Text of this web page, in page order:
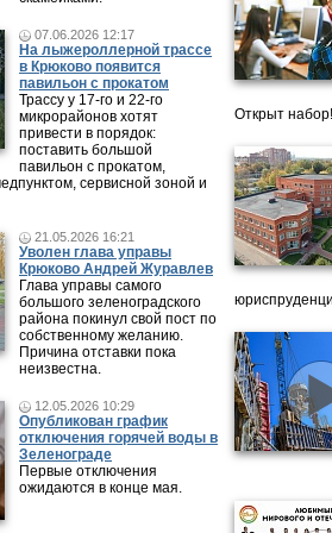
07.06.2026 12:17
На лыжероллерной трассе
в Крюково появится
павильон с прокатом
Трассу у 17-го и 22-го
микрорайонов хотят
привести в порядок:
поставить большой
павильон с прокатом,
сервисной зоной и
21.05.2026 16:21
Уволен глава управы
Крюково Андрей Журавлев
Глава управы самого
большого зеленоградского
района покинул свой пост по
собственному желанию.
Причина отставки пока
неизвестна.
12.05.2026 10:29
Опубликован график
отключения горячей воды в
Зеленограде
Первые отключения
ожидаются в конце мая.
Открыт набор!